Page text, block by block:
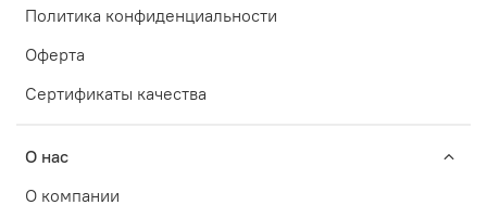
Политика конфиденциальности
Оферта
Сертификаты качества
О нас
О компании